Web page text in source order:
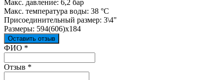
Макс. давление: 6,2 бар
Макс. температура воды: 38 °С
Присоединительный размер: 3\4"
Размеры: 594(606)x184
Оставить отзыв
Ваш отзыв был отправлен!
ФИО *
Отзыв *